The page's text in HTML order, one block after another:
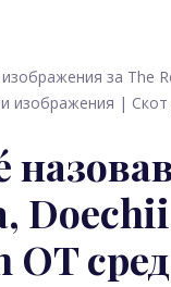
за The
изображения |
OT сред